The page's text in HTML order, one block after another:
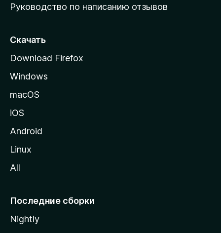
ю
т
а
н
у
M
i
l
Руководство по написанию отзывов
Скачать
Download Firefox
Windows
macOS
iOS
Android
Linux
All
Последние сборки
Nightly